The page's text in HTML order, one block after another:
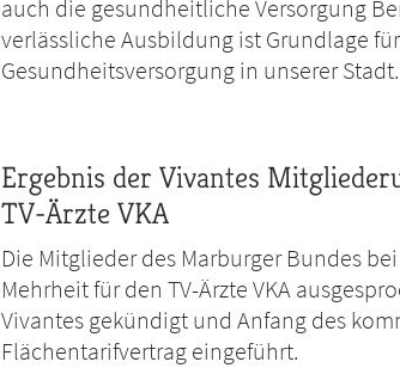
auch die gesundheitliche Versorgung
verlässliche Ausbildung ist Grundlage
Gesundheitsversorgung in unserer Stadt.
Ergebnis der Vivantes
TV-Ärzte VKA
Die Mitglieder des Marburger Bundes
Mehrheit für den TV-Ärzte VKA
Vivantes gekündigt und Anfang des
Flächentarifvertrag eingeführt.